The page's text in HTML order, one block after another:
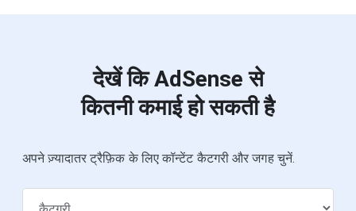
देखें कि AdSense से
कितनी कमाई हो सकती है
अपने ज़्यादातर ट्रैफ़िक के लिए कॉन्टेंट कैटगरी और जगह चुनें.